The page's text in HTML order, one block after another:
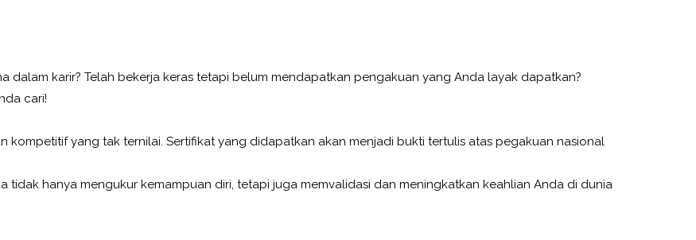
dalam karir? Telah bekerja keras tetapi belum mendapatkan pengakuan yang Anda layak dapatkan?
cari!
kompetitif yang tak ternilai. Sertifikat yang didapatkan akan menjadi bukti tertulis atas pegakuan nasional
tidak hanya mengukur kemampuan diri, tetapi juga memvalidasi dan meningkatkan keahlian Anda di dunia